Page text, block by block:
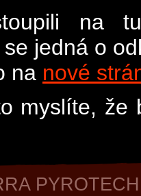
na
jedná o
na nové
myslíte,